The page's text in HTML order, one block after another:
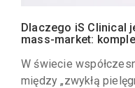
Dlaczego iS Clinical
mass-market:
W świecie
między „zwykłą